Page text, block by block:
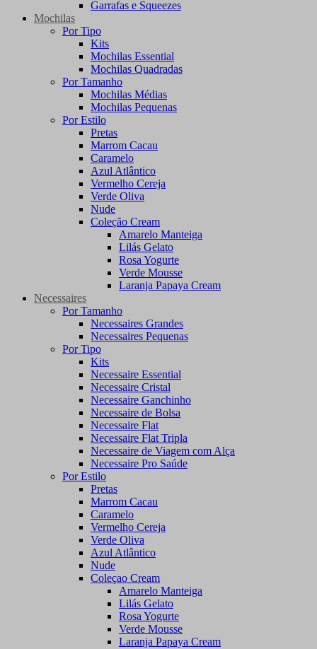
Garrafas e Squeezes
Mochilas
Por Tipo
Kits
Mochilas Essential
Mochilas Quadradas
Por Tamanho
Mochilas Médias
Mochilas Pequenas
Por Estilo
Pretas
Marrom Cacau
Caramelo
Azul Atlântico
Vermelho Cereja
Verde Oliva
Nude
Coleção Cream
Amarelo Manteiga
Lilás Gelato
Rosa Yogurte
Verde Mousse
Laranja Papaya Cream
Necessaires
Por Tamanho
Necessaires Grandes
Necessaires Pequenas
Por Tipo
Kits
Necessaire Essential
Necessaire Cristal
Necessaire Ganchinho
Necessaire de Bolsa
Necessaire Flat
Necessaire Flat Tripla
Necessaire de Viagem com Alça
Necessaire Pro Saúde
Por Estilo
Pretas
Marrom Cacau
Caramelo
Vermelho Cereja
Verde Oliva
Azul Atlântico
Nude
Coleçao Cream
Amarelo Manteiga
Lilás Gelato
Rosa Yogurte
Verde Mousse
Laranja Papaya Cream